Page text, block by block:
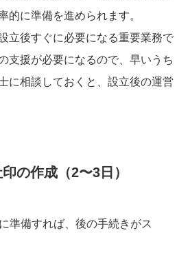
的に準備を進められます。
立後すぐに必要になる重要業務で
支援が必要になるので、早いうち
に相談しておくと、設立後の運営
の作成（2〜3日）
準備すれば、後の手続きがス